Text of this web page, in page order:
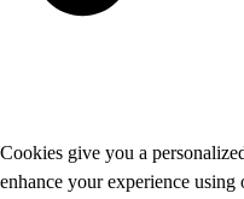
Cookies give you a
enhance your experience